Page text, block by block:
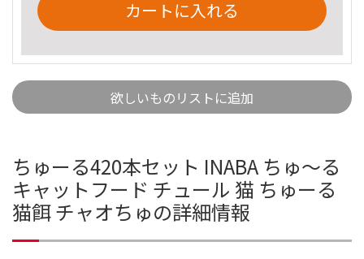
カートに入れる
欲しいものリストに追加
ちゅーる420本セット INABA ちゅ〜る
キャットフード チュール 猫 ちゅーる
猫餌 チャオちゅの詳細情報